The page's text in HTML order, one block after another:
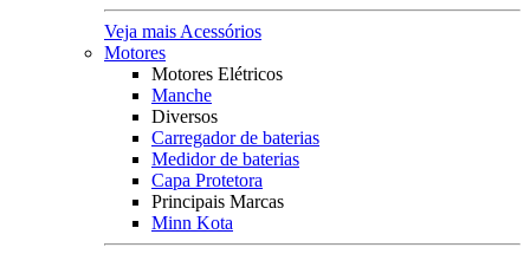
Veja mais Acessórios
Motores
Motores Elétricos
Manche
Diversos
Carregador de baterias
Medidor de baterias
Capa Protetora
Principais Marcas
Minn Kota